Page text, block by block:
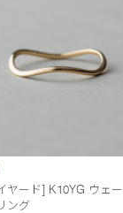
ヤード] K10YG ウェー
ング